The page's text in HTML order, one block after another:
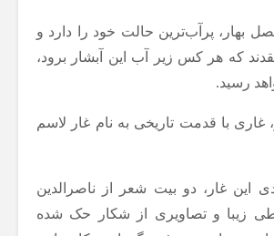
بهار، پرآب‌ترین حالت خود را دارد و
که هر کس زیر آب این آبشار برود،
رسید.
غاری با قدمت تاریخی به نام غار لاسم
این غار، دو بیت شعر از ناصرالدین
زیبا و تصاویری از شکار حک شده